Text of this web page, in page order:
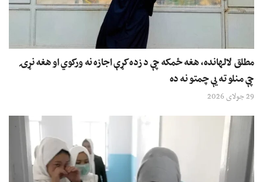
مطلق لالهانده، هغه ځمکه چې د زده کړې اجازه نه ورکوي او هغه نړۍ
چې منلو ته یې چمتو نه ده
29 جولای 2026